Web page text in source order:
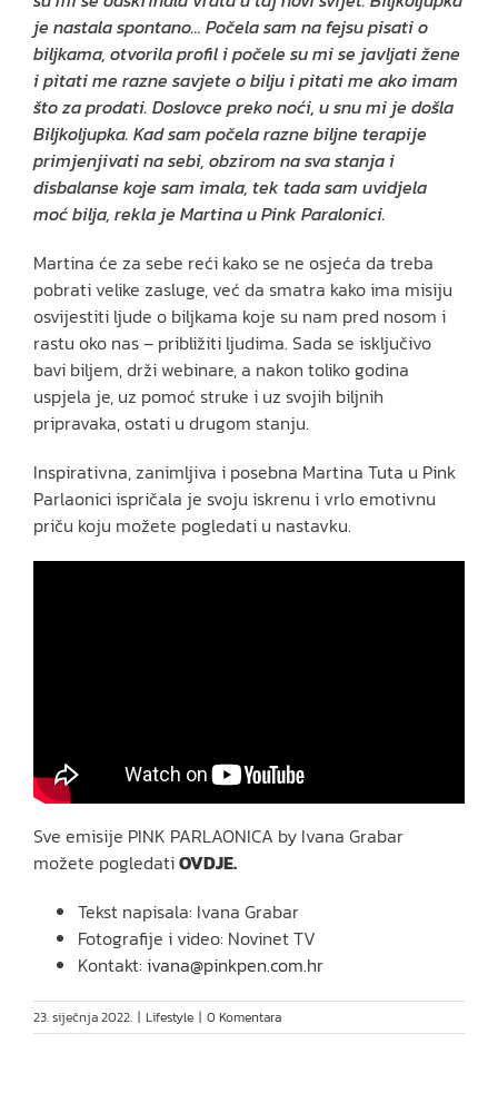
je nastala spontano… Počela sam na fejsu pisati o
biljkama, otvorila profil i počele su mi se javljati žene
i pitati me razne savjete o bilju i pitati me ako imam
što za prodati. Doslovce preko noći, u snu mi je došla
Biljkoljupka. Kad sam počela razne biljne terapije
primjenjivati na sebi, obzirom na sva stanja i
disbalanse koje sam imala, tek tada sam uvidjela
moć bilja, rekla je Martina u Pink Paralonici.
Martina će za sebe reći kako se ne osjeća da treba
pobrati velike zasluge, već da smatra kako ima misiju
osvijestiti ljude o biljkama koje su nam pred nosom i
rastu oko nas – približiti ljudima. Sada se isključivo
bavi biljem, drži webinare, a nakon toliko godina
uspjela je, uz pomoć struke i uz svojih biljnih
pripravaka, ostati u drugom stanju.
Inspirativna, zanimljiva i posebna Martina Tuta u Pink
Parlaonici ispričala je svoju iskrenu i vrlo emotivnu
priču koju možete pogledati u nastavku.
Sve emisije PINK PARLAONICA by Ivana Grabar
možete pogledatiOVDJE.
Tekst napisala: Ivana Grabar
Fotografije i video: Novinet TV
Kontakt: ivana@pinkpen.com.hr
23. siječnja 2022. | Lifestyle | 0 Komentara